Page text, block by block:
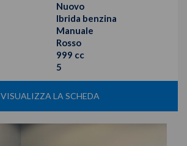
Nuovo
Ibrida benzina
Manuale
Rosso
999 cc
5
VISUALIZZA LA SCHEDA